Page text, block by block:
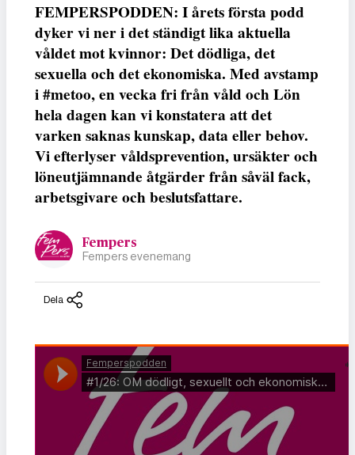
FEMPERSPODDEN: I årets första podd
dyker vi ner i det ständigt lika aktuella
våldet mot kvinnor: Det dödliga, det
sexuella och det ekonomiska. Med avstamp
i #metoo, en vecka fri från våld och Lön
hela dagen kan vi konstatera att det
varken saknas kunskap, data eller behov.
Vi efterlyser våldsprevention, ursäkter och
löneutjämnande åtgärder från såväl fack,
arbetsgivare och beslutsfattare.
Fempers
Fempers evenemang
Dela